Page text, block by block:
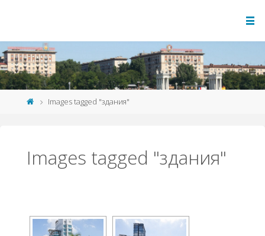
Images tagged "здания"
Images tagged "здания"